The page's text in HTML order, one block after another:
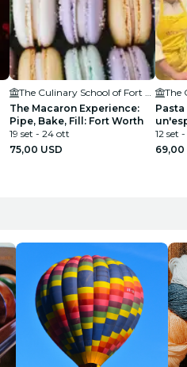
The Culinary School of Fort Worth
The Macaron Experience:
Pipe, Bake, Fill: Fort Worth
19 set - 24 ott
75,00 USD
12 set
69,00